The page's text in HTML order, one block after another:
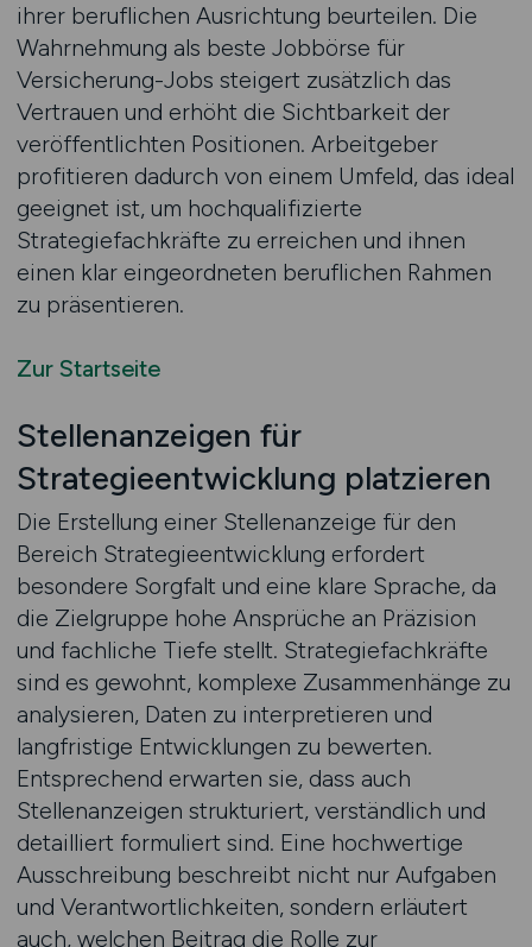
ihrer beruflichen Ausrichtung beurteilen. Die
Wahrnehmung als beste Jobbörse für
Versicherung-Jobs steigert zusätzlich das
Vertrauen und erhöht die Sichtbarkeit der
veröffentlichten Positionen. Arbeitgeber
profitieren dadurch von einem Umfeld, das ideal
geeignet ist, um hochqualifizierte
Strategiefachkräfte zu erreichen und ihnen
einen klar eingeordneten beruflichen Rahmen
zu präsentieren.
Zur Startseite
Stellenanzeigen für
Strategieentwicklung platzieren
Die Erstellung einer Stellenanzeige für den
Bereich Strategieentwicklung erfordert
besondere Sorgfalt und eine klare Sprache, da
die Zielgruppe hohe Ansprüche an Präzision
und fachliche Tiefe stellt. Strategiefachkräfte
sind es gewohnt, komplexe Zusammenhänge zu
analysieren, Daten zu interpretieren und
langfristige Entwicklungen zu bewerten.
Entsprechend erwarten sie, dass auch
Stellenanzeigen strukturiert, verständlich und
detailliert formuliert sind. Eine hochwertige
Ausschreibung beschreibt nicht nur Aufgaben
und Verantwortlichkeiten, sondern erläutert
auch, welchen Beitrag die Rolle zur